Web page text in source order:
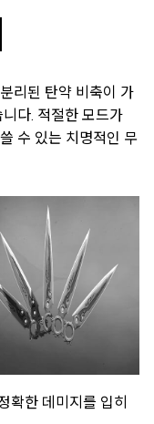
리된 탄약 비축이 가
다. 적절한 모드가
수 있는 치명적인 무
확한 데미지를 입히